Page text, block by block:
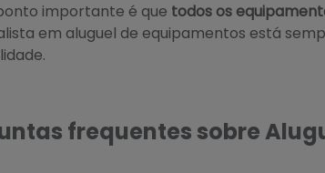
importante é que todos os
em aluguel de equipamentos está
frequentes sobre